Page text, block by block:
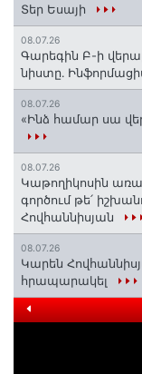
Տեր Եսայի
08.07.26
Գարեգին Բ-ի
նիստը․
08.07.26
«Ինձ համար սա
08.07.26
Կաթողիկոսին
գործում թե՛
Հովհաննիսյան
08.07.26
Կարեն
հրապարակել